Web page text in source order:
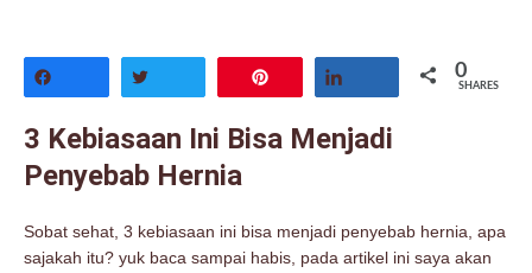
0
SHARES
3 Kebiasaan Ini Bisa Menjadi
Penyebab Hernia
Sobat sehat, 3 kebiasaan ini bisa menjadi penyebab hernia, apa
sajakah itu? yuk baca sampai habis, pada artikel ini saya akan